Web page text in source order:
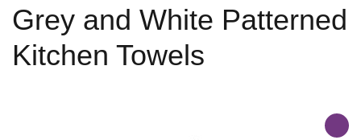
Grey and White Patterned
Kitchen Towels